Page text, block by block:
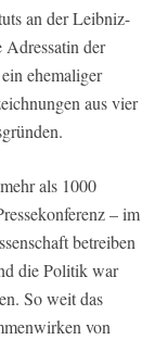
an der Leibniz-
der
ehemaliger
aus vier
als 1000
– im
betreiben
die Politik war
So weit das
von